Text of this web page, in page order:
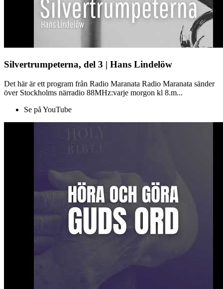
Silvertrumpeterna, del 3 | Hans Lindelöw
Det här är ett program från Radio Maranata Radio Maranata sänder
över Stockholms närradio 88MHz:varje morgon kl 8.m...
Se på YouTube